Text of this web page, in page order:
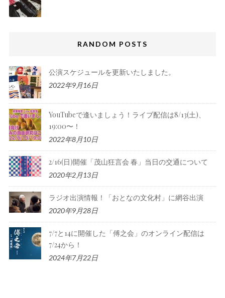
RANDOM POSTS
公演スケジュールを更新いたしました。
2022年9月16日
YouTubeで逢いましょう！ライブ配信は8/13(土)、
19:00〜！
2022年8月10日
2/16(日)開催「茂山狂言会 春」当日の交通について
2020年2月13日
ラジオ出演情報！「おとなの文化村」に網谷出演
2020年9月28日
7/7と14に開催した「傅之会」のオンライン配信は
7/24から！
2024年7月22日